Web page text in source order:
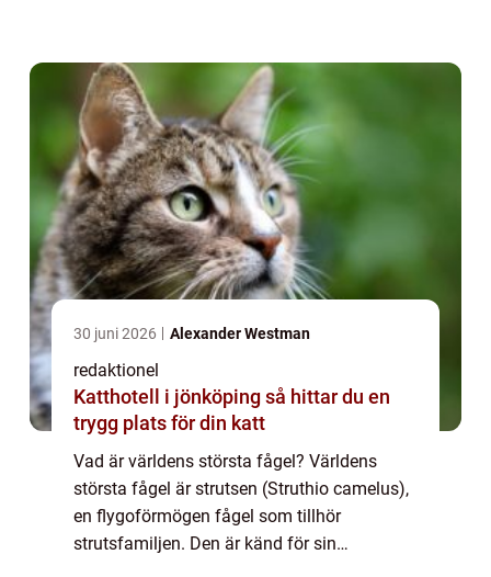
upp til...
30 juni 2026 Alexander Westman
redaktionel
Katthotell i jönköping så hittar du en
trygg plats för din katt
Vad är världens största fågel? Världens
största fågel är strutsen (Struthio camelus),
en flygoförmögen fågel som tillhör
strutsfamiljen. Den är känd för sin